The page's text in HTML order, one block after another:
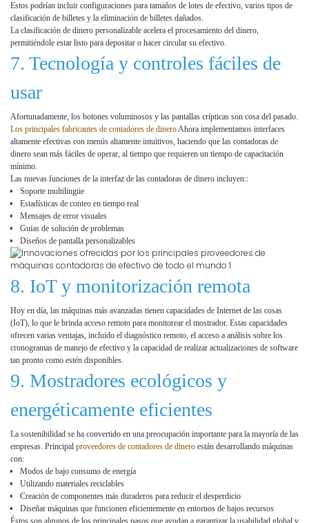
Estos podrían incluir configuraciones para tamaños de lotes de efectivo, varios tipos de
clasificación de billetes y la eliminación de billetes dañados.
La clasificación de dinero personalizable acelera el procesamiento del dinero,
permitiéndole estar listo para depositar o hacer circular su efectivo.
7. Tecnología y controles fáciles de
usar
Afortunadamente, los botones voluminosos y las pantallas crípticas son cosa del pasado.
Los principales fabricantes de contadores de dineroAhora implementamos interfaces
altamente efectivas con menús altamente intuitivos, haciendo que las contadoras de
dinero sean más fáciles de operar, al tiempo que requieren un tiempo de capacitación
mínimo.
Las nuevas funciones de la interfaz de las contadoras de dinero incluyen::
Soporte multilingüe
Estadísticas de conteo en tiempo real
Mensajes de error visuales
Guías de solución de problemas
Diseños de pantalla personalizables
8. IoT y monitorización remota
Hoy en día, las máquinas más avanzadas tienen capacidades de Internet de las cosas
(IoT), lo que le brinda acceso remoto para monitorear el mostrador. Estas capacidades
ofrecen varias ventajas, incluido el diagnóstico remoto, el acceso a análisis sobre los
cronogramas de manejo de efectivo y la capacidad de realizar actualizaciones de software
tan pronto como estén disponibles.
9. Mostradores ecológicos y
energéticamente eficientes
La sostenibilidad se ha convertido en una preocupación importante para la mayoría de las
empresas. Principal proveedores de contadores de dinero están desarrollando máquinas
con:
Modos de bajo consumo de energía
Utilizando materiales reciclables
Creación de componentes más duraderos para reducir el desperdicio
Diseñar máquinas que funcionen eficientemente en entornos de bajos recursos